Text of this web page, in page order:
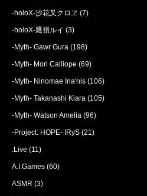
-holoX-沙花叉クロヱ (7)
-holoX-鷹嶺ルイ (3)
-Myth- Gawr Gura (198)
-Myth- Mori Calliope (69)
-Myth- Ninomae Ina'nis (106)
-Myth- Takanashi Kiara (105)
-Myth- Watson Amelia (96)
-Project: HOPE- IRyS (21)
.Live (11)
A.I.Games (60)
ASMR (3)